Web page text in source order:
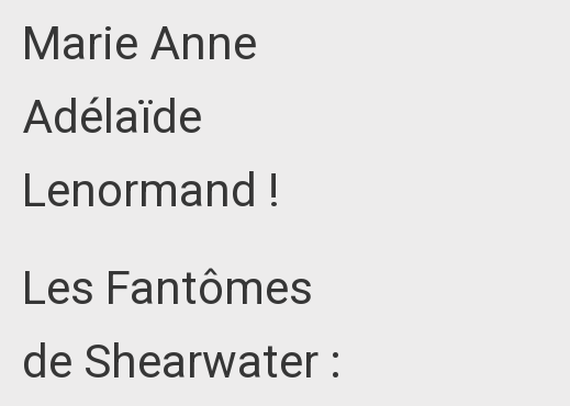
Marie Anne
Adélaïde
Lenormand !
Les Fantômes
de Shearwater :